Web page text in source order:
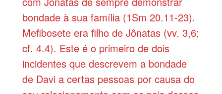
bondade à sua família (1Sm 20.11-23).
Mefibosete era filho de Jônatas (vv. 3,6;
cf. 4.4). Este é o primeiro de dois
incidentes que descrevem a bondade
de Davi a certas pessoas por causa do